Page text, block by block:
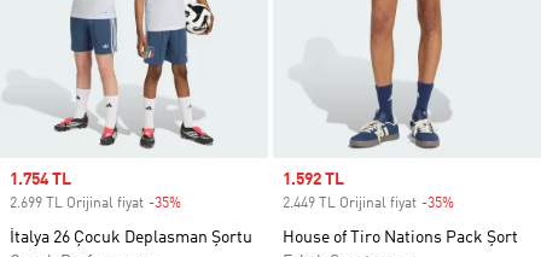
Sale price
1.754 TL
2.699 TL Orijinal fiyat -35%
İtalya 26 Çocuk Deplasman Şortu
Sale price
1.592 TL
2.449 TL Orijinal fiyat -35%
House of Tiro Nations Pack Şort